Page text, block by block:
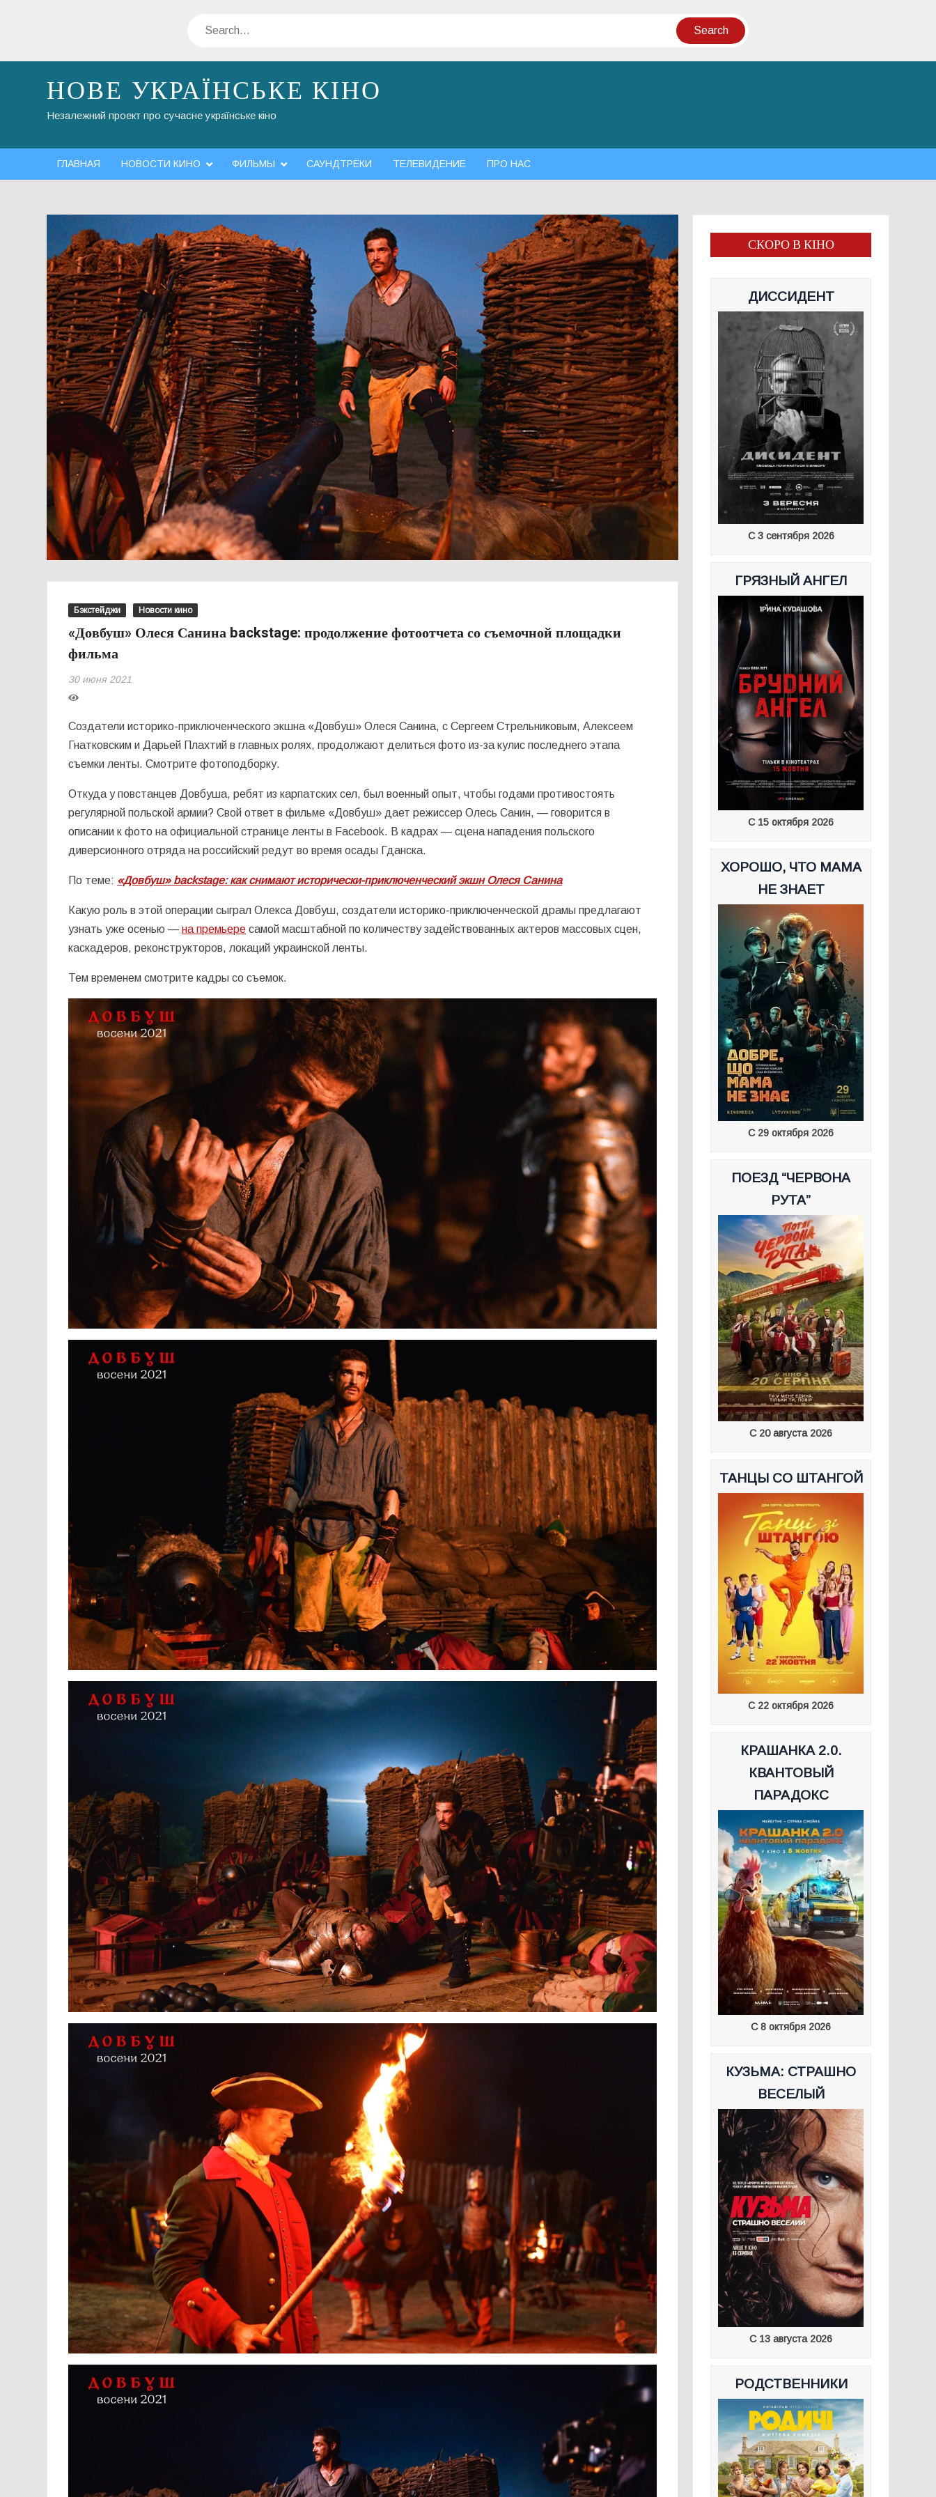
Search
НОВЕ УКРАЇНСЬКЕ КІНО
Незалежний проект про сучасне українське кіно
ГЛАВНАЯ НОВОСТИ КИНО ФИЛЬМЫ САУНДТРЕКИ ТЕЛЕВИДЕНИЕ ПРО НАС
Бэкстейджи Новости кино
«Довбуш» Олеся Санина backstage: продолжение фотоотчета со съемочной площадки
фильма
30 июня 2021
Создатели историко-приключенческого экшна «Довбуш» Олеся Санина, с Сергеем Стрельниковым, Алексеем
Гнатковским и Дарьей Плахтий в главных ролях, продолжают делиться фото из-за кулис последнего этапа
съемки ленты. Смотрите фотоподборку.
Откуда у повстанцев Довбуша, ребят из карпатских сел, был военный опыт, чтобы годами противостоять
регулярной польской армии? Свой ответ в фильме «Довбуш» дает режиссер Олесь Санин, — говорится в
описании к фото на официальной странице ленты в Facebook. В кадрах — сцена нападения польского
диверсионного отряда на российский редут во время осады Гданска.
По теме: «Довбуш» backstage: как снимают исторически-приключенческий экшн Олеся Санина
Какую роль в этой операции сыграл Олекса Довбуш, создатели историко-приключенческой драмы предлагают
узнать уже осенью —на премьере самой масштабной по количеству задействованных актеров массовых сцен,
каскадеров, реконструкторов, локаций украинской ленты.
Тем временем смотрите кадры со съемок.
СКОРО В КІНО
ДИССИДЕНТ
С 3 сентября 2026
ГРЯЗНЫЙ АНГЕЛ
С 15 октября 2026
ХОРОШО, ЧТО МАМА
НЕ ЗНАЕТ
С 29 октября 2026
ПОЕЗД “ЧЕРВОНА
РУТА”
С 20 августа 2026
ТАНЦЫ СО ШТАНГОЙ
С 22 октября 2026
КРАШАНКА 2.0.
КВАНТОВЫЙ
ПАРАДОКС
С 8 октября 2026
КУЗЬМА: СТРАШНО
ВЕСЕЛЫЙ
С 13 августа 2026
РОДСТВЕННИКИ